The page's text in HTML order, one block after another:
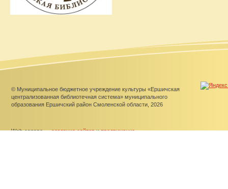
© Муниципальное бюджетное учреждение культуры «Ершичская
централизованная библиотечная система» муниципального
образования Ершичский район Смоленской области, 2026
Web-canape —создание сайтовипродвижение